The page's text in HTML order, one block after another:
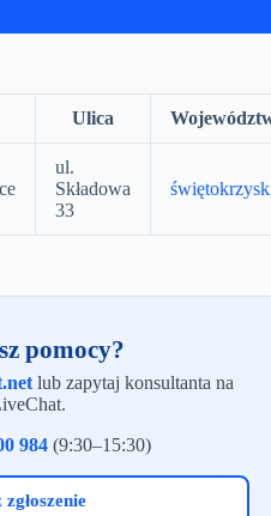
Ulica
ul.
Składowa
33
pomocy?
lub zapytaj konsultanta na
984(9:30–15:30)